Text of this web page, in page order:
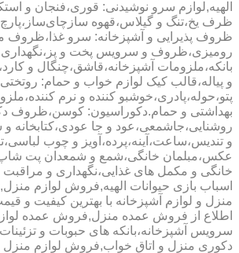
الهیه,لوازم سرو نوشیدنی: قوری،فنجان و
ظرف یخ،تنگ و گیلاس،قهوه
ظروف پذیرایی و آشپزخانه: سرو غذا،ظروف
رومیزی،ظروف و سرویس پخت و پز،نگهداری
بانکه،ملزومات آشپزخانه،قاشق،چنگال و
و پیاله،قالب کیک لوازم خواب و حمام:
پتو،حوله،پادری،خوشبو کننده و نرم
بهداشتی و حمام.دکوراسیون: کوسن،ظروف
روشنایی،جاشمعی،عود و جا عودی،کتابخانه
و تندیس،ساعت،آینه،پرده،آویز و چوب
عکس،مبلمان خانگی،شمع و شمعدان پت
خانگی و مکمل های غذایی،نگهداری و
اسباب بازی حیوانات الهیه,فروش لوازم
منزل و لوازم آشپزخانه با بهترین کیفیت و
اطلاع از فروش عمده منزل,فروش عمده
سرویس آشپزخانه،بانکه های حبوبات و
دکوری منزل و اتاق خواب,فروش لوازم منزل